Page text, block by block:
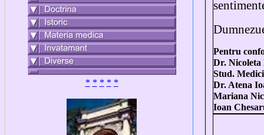
* * * * *
Pentru
Dr. Nicoleta
Stud.
Dr. Atena
Mariana
Ioan